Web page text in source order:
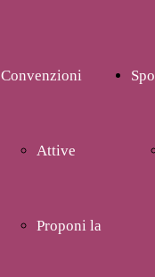
Convenzioni
Attive
Proponi la